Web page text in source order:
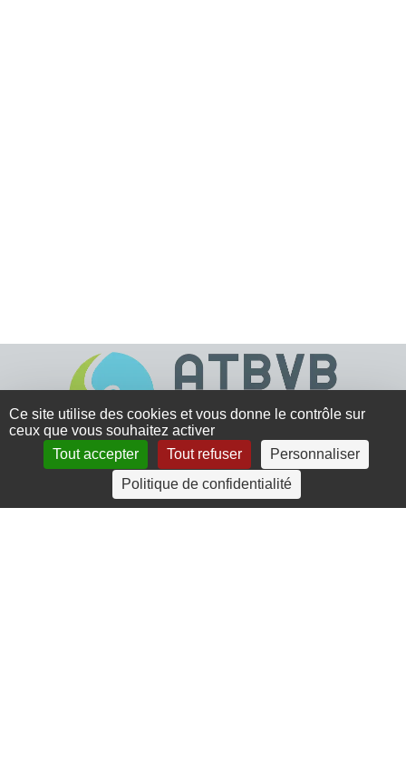
4 rue Crec’h-Ugen
22810 Belle Isle en Terre
Ce site utilise des cookies et vous donne le contrôle sur
ceux que vous souhaitez activer
Tout accepter
Tout refuser
Personnaliser
Politique de confidentialité